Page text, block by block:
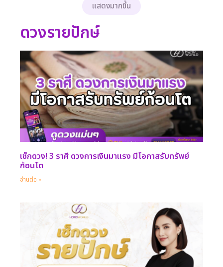
แสดงมากขึ้น
ดวงรายปักษ์
เช็กดวง! 3 ราศี ดวงการเงินมาแรง มีโอกาสรับทรัพย์
ก้อนโต
อ่านต่อ »